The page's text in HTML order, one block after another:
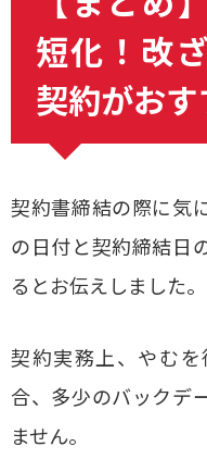
短化！改
契約がお
契約書締結の際に気
の日付と契約締結日
るとお伝えしました。
契約実務上、やむ
合、多少のバックデ
ません。